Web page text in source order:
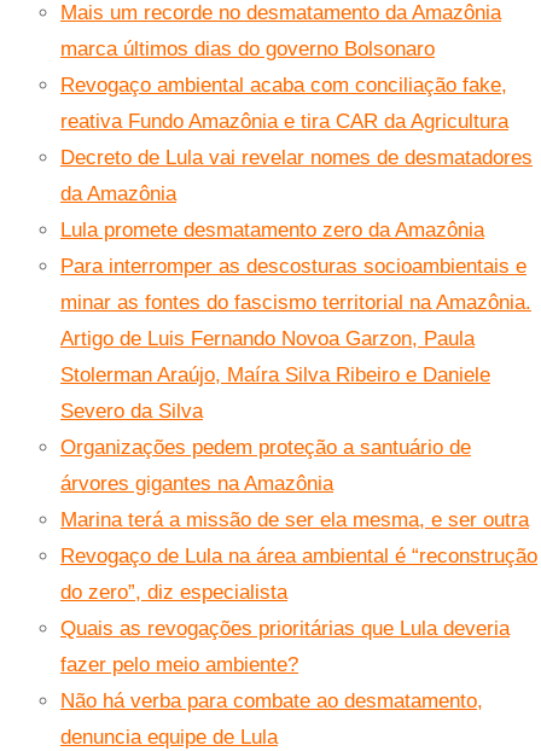
Mais um recorde no desmatamento da Amazônia
marca últimos dias do governo Bolsonaro
Revogaço ambiental acaba com conciliação fake,
reativa Fundo Amazônia e tira CAR da Agricultura
Decreto de Lula vai revelar nomes de desmatadores
da Amazônia
Lula promete desmatamento zero da Amazônia
Para interromper as descosturas socioambientais e
minar as fontes do fascismo territorial na Amazônia.
Artigo de Luis Fernando Novoa Garzon, Paula
Stolerman Araújo, Maíra Silva Ribeiro e Daniele
Severo da Silva
Organizações pedem proteção a santuário de
árvores gigantes na Amazônia
Marina terá a missão de ser ela mesma, e ser outra
Revogaço de Lula na área ambiental é “reconstrução
do zero”, diz especialista
Quais as revogações prioritárias que Lula deveria
fazer pelo meio ambiente?
Não há verba para combate ao desmatamento,
denuncia equipe de Lula